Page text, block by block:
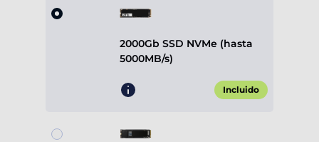
2000Gb SSD NVMe (hasta
5000MB/s)
Incluido